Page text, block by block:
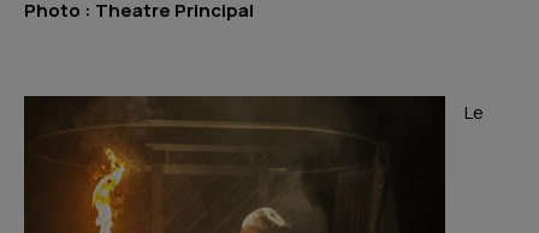
Photo : Theatre Principal
Le